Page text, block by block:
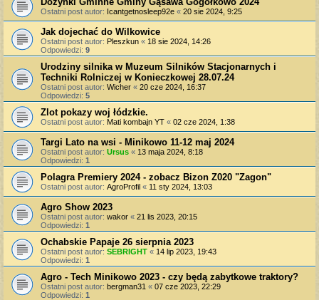
Ostatni post autor: Icantgetnosleep92e « 20 sie 2024, 9:25
Jak dojechać do Wilkowice
Ostatni post autor: Pleszkun « 18 sie 2024, 14:26
Odpowiedzi: 9
Urodziny silnika w Muzeum Silników Stacjonarnych i
Techniki Rolniczej w Konieczkowej 28.07.24
Ostatni post autor: Wicher « 20 cze 2024, 16:37
Odpowiedzi: 5
Zlot pokazy woj łódzkie.
Ostatni post autor: Mati kombajn YT « 02 cze 2024, 1:38
Targi Lato na wsi - Minikowo 11-12 maj 2024
Ostatni post autor: Ursus « 13 maja 2024, 8:18
Odpowiedzi: 1
Polagra Premiery 2024 - zobacz Bizon Z020 "Zagon"
Ostatni post autor: AgroProfil « 11 sty 2024, 13:03
Agro Show 2023
Ostatni post autor: wakor « 21 lis 2023, 20:15
Odpowiedzi: 1
Ochabskie Papaje 26 sierpnia 2023
Ostatni post autor: SEBRIGHT « 14 lip 2023, 19:43
Odpowiedzi: 1
Agro - Tech Minikowo 2023 - czy będą zabytkowe traktory?
Ostatni post autor: bergman31 « 07 cze 2023, 22:29
Odpowiedzi: 1